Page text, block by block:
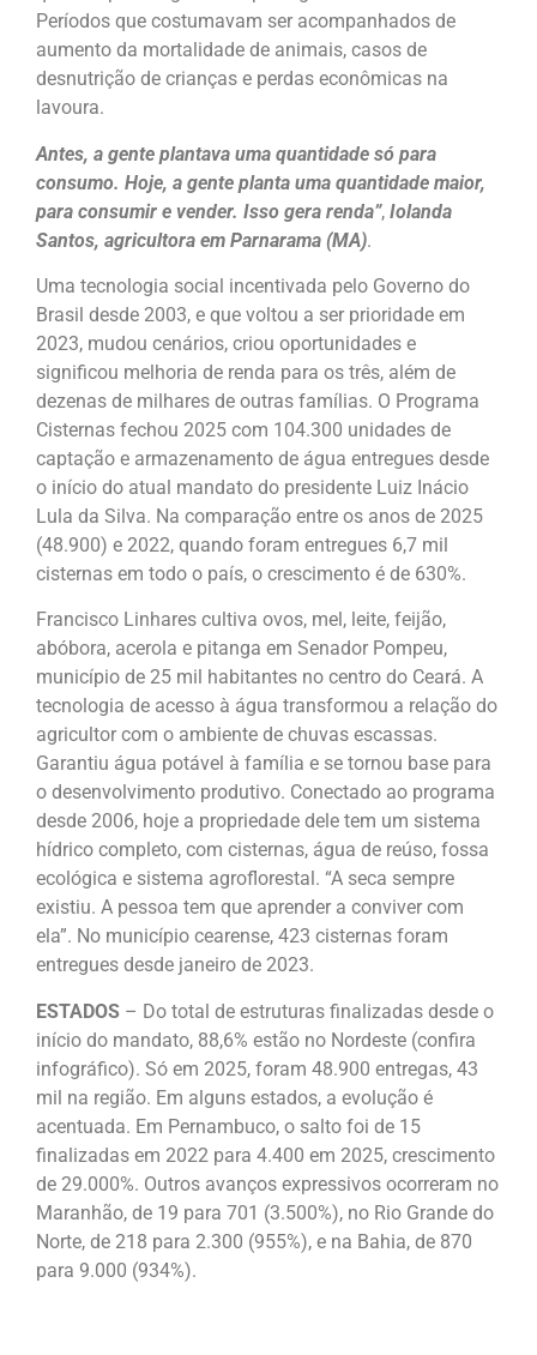
Períodos que costumavam ser acompanhados de
aumento da mortalidade de animais, casos de
desnutrição de crianças e perdas econômicas na
lavoura.
Antes, a gente plantava uma quantidade só para
consumo. Hoje, a gente planta uma quantidade maior,
para consumir e vender. Isso gera renda”, Iolanda
Santos, agricultora em Parnarama (MA).
Uma tecnologia social incentivada pelo Governo do
Brasil desde 2003, e que voltou a ser prioridade em
2023, mudou cenários, criou oportunidades e
significou melhoria de renda para os três, além de
dezenas de milhares de outras famílias. O Programa
Cisternas fechou 2025 com 104.300 unidades de
captação e armazenamento de água entregues desde
o início do atual mandato do presidente Luiz Inácio
Lula da Silva. Na comparação entre os anos de 2025
(48.900) e 2022, quando foram entregues 6,7 mil
cisternas em todo o país, o crescimento é de 630%.
Francisco Linhares cultiva ovos, mel, leite, feijão,
abóbora, acerola e pitanga em Senador Pompeu,
município de 25 mil habitantes no centro do Ceará. A
tecnologia de acesso à água transformou a relação do
agricultor com o ambiente de chuvas escassas.
Garantiu água potável à família e se tornou base para
o desenvolvimento produtivo. Conectado ao programa
desde 2006, hoje a propriedade dele tem um sistema
hídrico completo, com cisternas, água de reúso, fossa
ecológica e sistema agroflorestal. “A seca sempre
existiu. A pessoa tem que aprender a conviver com
ela”. No município cearense, 423 cisternas foram
entregues desde janeiro de 2023.
ESTADOS – Do total de estruturas finalizadas desde o
início do mandato, 88,6% estão no Nordeste (confira
infográfico). Só em 2025, foram 48.900 entregas, 43
mil na região. Em alguns estados, a evolução é
acentuada. Em Pernambuco, o salto foi de 15
finalizadas em 2022 para 4.400 em 2025, crescimento
de 29.000%. Outros avanços expressivos ocorreram no
Maranhão, de 19 para 701 (3.500%), no Rio Grande do
Norte, de 218 para 2.300 (955%), e na Bahia, de 870
para 9.000 (934%).